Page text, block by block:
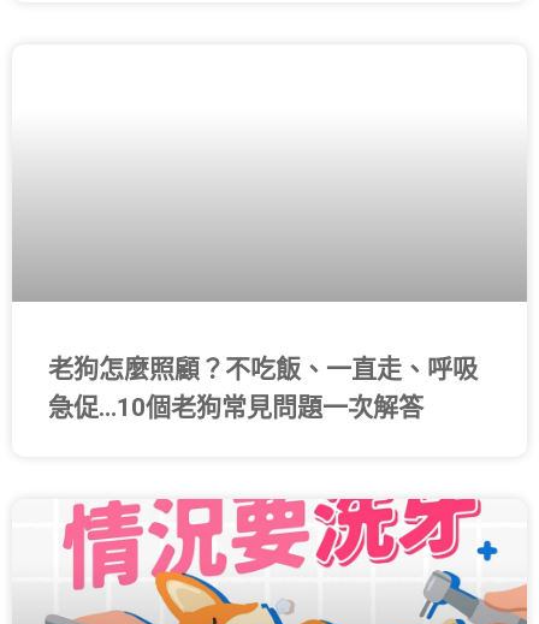
老狗怎麼照顧？不吃飯、一直走、呼吸
急促…10個老狗常見問題一次解答